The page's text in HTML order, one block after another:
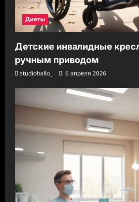
Диеты
Детские инвалидные
ручным приводом
studiohallo_ 6 апреля 2026